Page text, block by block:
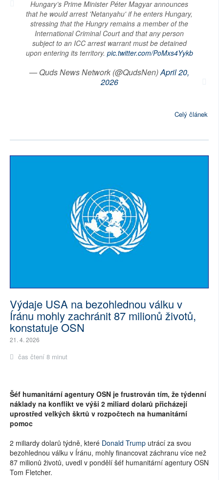
Hungary’s Prime Minister Péter Magyar announces
that he would arrest 'Netanyahu' if he enters Hungary,
stressing that the Hungry remains a member of the
International Criminal Court and that any person
subject to an ICC arrest warrant must be detained
upon entering its territory. pic.twitter.com/PoMxs4Yykb
— Quds News Network (@QudsNen)April 20,
2026
Celý článek
Výdaje USA na bezohlednou válku v
Íránu mohly zachránit 87 milionů životů,
konstatuje OSN
21. 4. 2026
čas čtení 8 minut
Šéf humanitární agentury OSN je frustrován tím, že týdenní
náklady na konflikt ve výši 2 miliard dolarů přicházejí
uprostřed velkých škrtů v rozpočtech na humanitární
pomoc
2 miliardy dolarů týdně, které Donald Trump utrácí za svou
bezohlednou válku v Íránu, mohly financovat záchranu více než
87 milionů životů, uvedl v pondělí šéf humanitární agentury OSN
Tom Fletcher.